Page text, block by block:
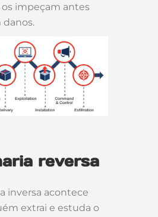
impeçam antes
reversa
inversa acontece
extrai e estuda o